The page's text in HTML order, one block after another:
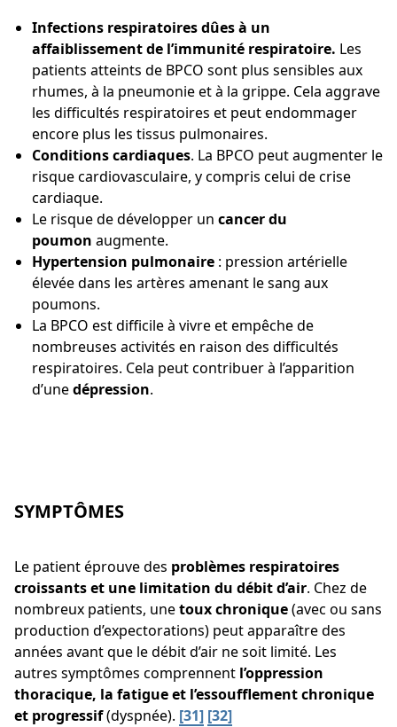
Infections respiratoires dûes à un
affaiblissement de l’immunité respiratoire. Les
patients atteints de BPCO sont plus sensibles aux
rhumes, à la pneumonie et à la grippe. Cela aggrave
les difficultés respiratoires et peut endommager
encore plus les tissus pulmonaires.
Conditions cardiaques. La BPCO peut augmenter le
risque cardiovasculaire, y compris celui de crise
cardiaque.
Le risque de développer un cancer du
poumon augmente.
Hypertension pulmonaire : pression artérielle
élevée dans les artères amenant le sang aux
poumons.
La BPCO est difficile à vivre et empêche de
nombreuses activités en raison des difficultés
respiratoires. Cela peut contribuer à l’apparition
d’unedépression.
SYMPTÔMES
Le patient éprouve des problèmes respiratoires
croissants et une limitation du débit d’air. Chez de
nombreux patients, unetoux chronique(avec ou sans
production d’expectorations) peut apparaître des
années avant que le débit d’air ne soit limité. Les
autres symptômes comprennent l’oppression
thoracique, la fatigue et l’essoufflement chronique
et progressif(dyspnée). [31] [32]